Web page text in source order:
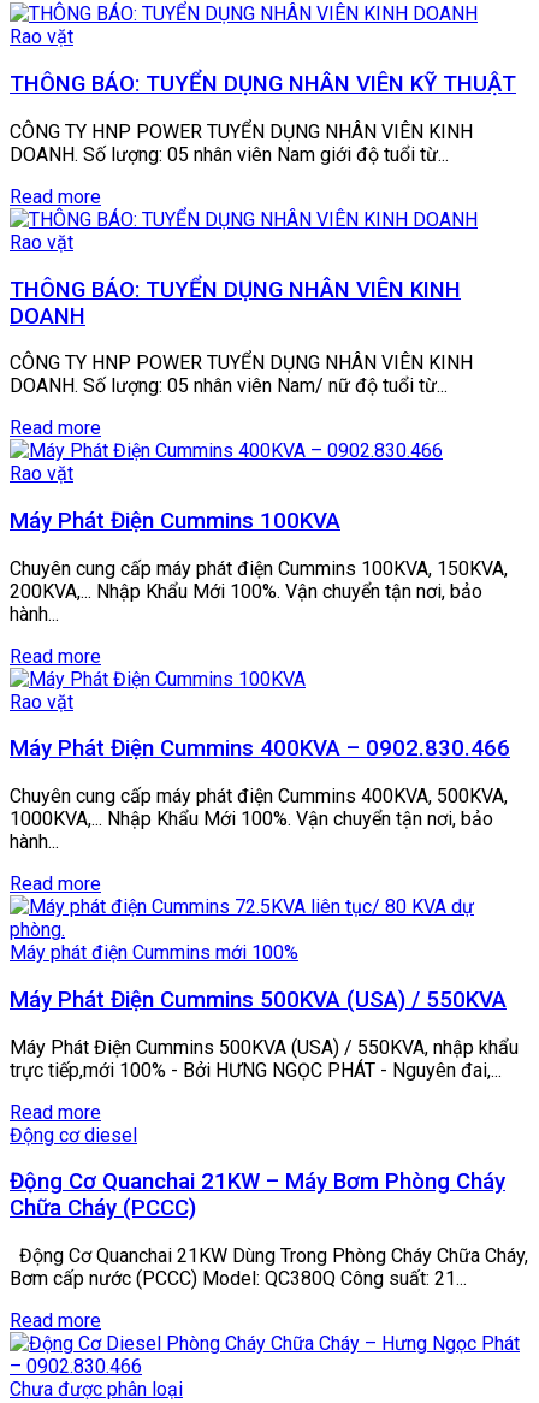
Rao vặt
THÔNG BÁO: TUYỂN DỤNG NHÂN VIÊN KỸ THUẬT
CÔNG TY HNP POWER TUYỂN DỤNG NHÂN VIÊN KINH
DOANH. Số lượng: 05 nhân viên Nam giới độ tuổi từ...
Read more
Rao vặt
THÔNG BÁO: TUYỂN DỤNG NHÂN VIÊN KINH
DOANH
CÔNG TY HNP POWER TUYỂN DỤNG NHÂN VIÊN KINH
DOANH. Số lượng: 05 nhân viên Nam/ nữ độ tuổi từ...
Read more
Rao vặt
Máy Phát Điện Cummins 100KVA
Chuyên cung cấp máy phát điện Cummins 100KVA, 150KVA,
200KVA,... Nhập Khẩu Mới 100%. Vận chuyển tận nơi, bảo
hành...
Read more
Rao vặt
Máy Phát Điện Cummins 400KVA – 0902.830.466
Chuyên cung cấp máy phát điện Cummins 400KVA, 500KVA,
1000KVA,... Nhập Khẩu Mới 100%. Vận chuyển tận nơi, bảo
hành...
Read more
Máy phát điện Cummins mới 100%
Máy Phát Điện Cummins 500KVA (USA) / 550KVA
Máy Phát Điện Cummins 500KVA (USA) / 550KVA, nhập khẩu
trực tiếp,mới 100% - Bởi HƯNG NGỌC PHÁT - Nguyên đai,...
Read more
Động cơ diesel
Động Cơ Quanchai 21KW – Máy Bơm Phòng Cháy
Chữa Cháy (PCCC)
Động Cơ Quanchai 21KW Dùng Trong Phòng Cháy Chữa Cháy,
Bơm cấp nước (PCCC) Model: QC380Q Công suất: 21...
Read more
Chưa được phân loại